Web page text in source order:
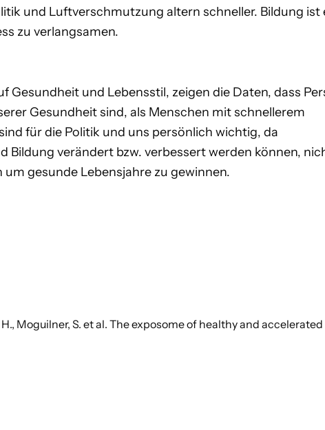
und Luftverschmutzung altern schneller. Bildung ist
zu verlangsamen.
und Lebensstil, zeigen die Daten, dass
Gesundheit sind, als Menschen mit schnellerem
für die Politik und uns persönlich wichtig, da
Bildung verändert bzw. verbessert werden können,
gesunde Lebensjahre zu gewinnen.
Moguilner, S. et al. The exposome of healthy and